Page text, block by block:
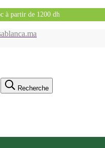
à partir de 1200 dh
Recherche